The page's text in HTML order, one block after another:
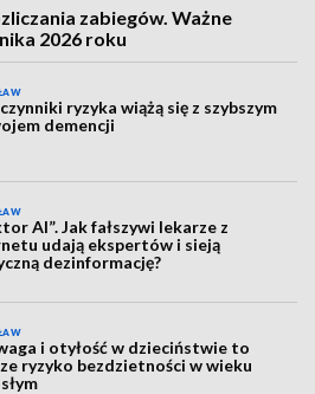
zabiegów. Ważne
2026 roku
ryzyka wiążą się z szybszym
demencji
AI”. Jak fałszywi lekarze z
udają ekspertów i sieją
dezinformację?
i otyłość w dzieciństwie to
ryzyko bezdzietności w wieku